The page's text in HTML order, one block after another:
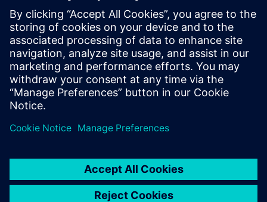
progetti che siamo in grado
di gestire.
Jörn Kleinschmidt, Head, Global New Product Introduction,
Festo